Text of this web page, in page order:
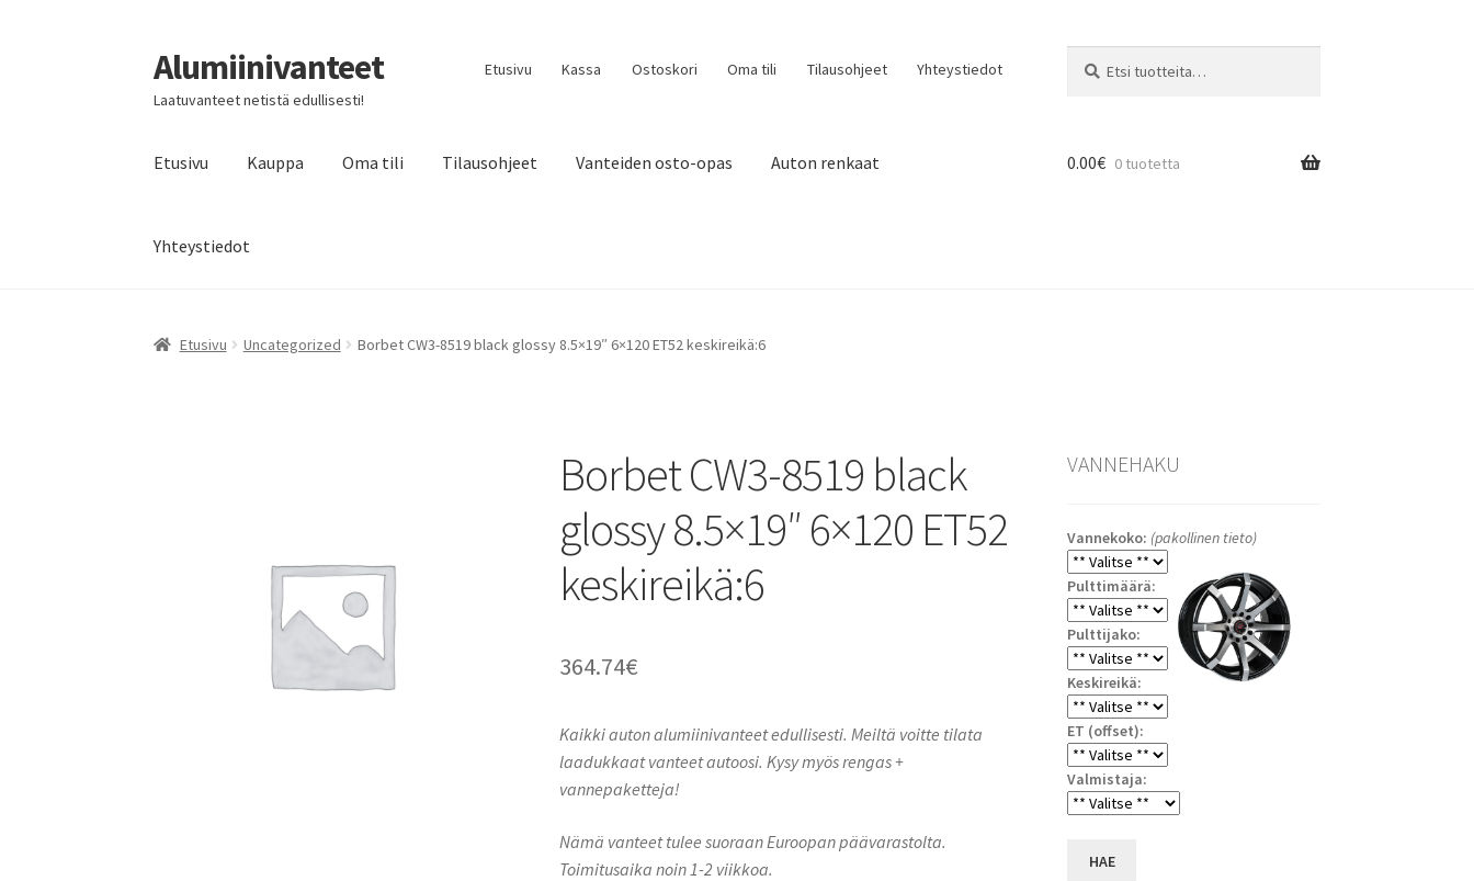
Siirry
navigointiin
Siirry
sisältöön
Alumiinivanteet
Laatuvanteet netistä edullisesti!
Etusivu Kassa Ostoskori Oma tili Tilausohjeet Yhteystiedot
Etusivu Kauppa Oma tili Tilausohjeet Vanteiden osto-opas Auton renkaat
Yhteystiedot
0.00€ 0 tuotetta
Etusivu Uncategorized Borbet CW3-8519 black glossy 8.5×19″ 6×120 ET52 keskireikä:6
Borbet CW3-8519 black
glossy 8.5×19″ 6×120 ET52
keskireikä:6
364.74€
Kaikki auton alumiinivanteet edullisesti. Meiltä voitte tilata
laadukkaat vanteet autoosi. Kysy myös rengas +
vannepaketteja!
Nämä vanteet tulee suoraan Euroopan päävarastolta.
Toimitusaika noin 1-2 viikkoa.
VANNEHAKU
Vannekoko: (pakollinen tieto)
Pulttimäärä:
Pulttijako:
Keskireikä:
ET (offset):
Valmistaja:
HAE